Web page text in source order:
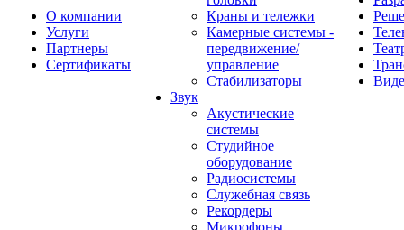
О компании
Услуги
Партнеры
Сертификаты
Краны и тележки
Камерные системы -
передвижение/
управление
Стабилизаторы
Звук
Акустические
системы
Студийное
оборудование
Радиосистемы
Служебная связь
Рекордеры
Микрофоны